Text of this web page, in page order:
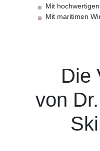
Mit
Mit maritimen
Die
von